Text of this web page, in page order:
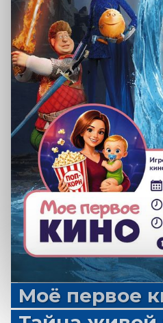
Моё первое